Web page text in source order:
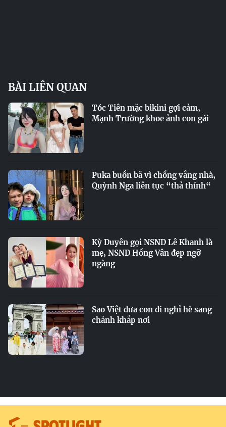
BÀI LIÊN QUAN
Tóc Tiên mặc bikini gợi cảm,
Mạnh Trường khoe ảnh con gái
Puka buồn bã vì chồng vắng nhà,
Quỳnh Nga liên tục “thả thính“
Kỳ Duyên gọi NSND Lê Khanh là
mẹ, NSND Hồng Vân đẹp ngỡ
ngàng
Sao Việt đưa con đi nghỉ hè sang
chảnh khắp nơi